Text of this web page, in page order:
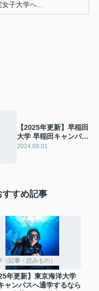
女子大学へ...
【2025年更新】早稲田
大学 早稲田キャンパス
の学生生活と物件探し
2024.09.01
すすめ記事
（記事・読みもの）
年更新】東京海洋大学
ャンパスへ通学するなら